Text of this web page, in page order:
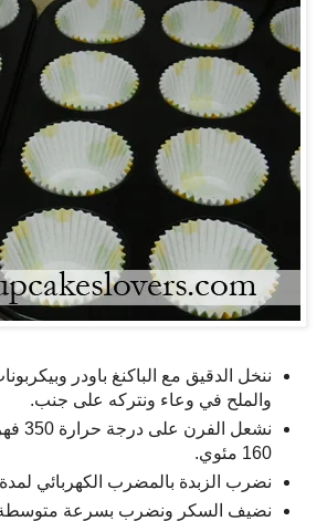
ننخل الدقيق مع الباكنغ باودر
والملح في وعاء ونتركه على جنب.
نشعل
160 مئوي.
نضرب الزبدة بالمضرب الكهربائي لمدة 30 ثانية.